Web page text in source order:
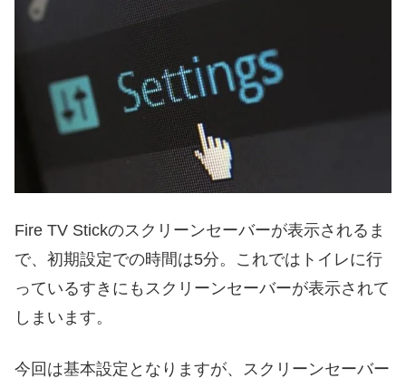
Fire TV Stickのスクリーンセーバーが表示されるま
で、初期設定での時間は5分。これではトイレに行
っているすきにもスクリーンセーバーが表示されて
しまいます。
今回は基本設定となりますが、スクリーンセーバー